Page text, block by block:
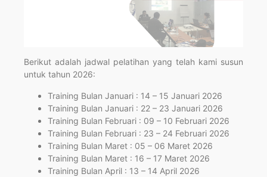
Berikut adalah jadwal pelatihan yang telah kami susun
untuk tahun 2026:
Training Bulan Januari : 14 – 15 Januari 2026
Training Bulan Januari : 22 – 23 Januari 2026
Training Bulan Februari : 09 – 10 Februari 2026
Training Bulan Februari : 23 – 24 Februari 2026
Training Bulan Maret : 05 – 06 Maret 2026
Training Bulan Maret : 16 – 17 Maret 2026
Training Bulan April : 13 – 14 April 2026